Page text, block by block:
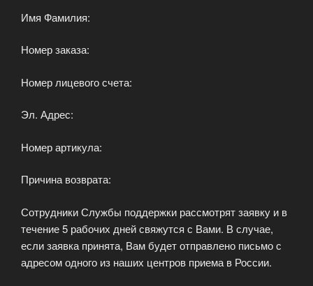
Имя Фамилия:
Номер заказа:
Номер лицевого счета:
Эл. Адрес:
Номер артикула:
Причина возврата:
Сотрудники Службы поддержки рассмотрят заявку и в
течение 5 рабочих дней свяжутся с Вами. В случае,
если заявка принята, Вам будет отправлено письмо с
адресом одного из наших центров приема в России.